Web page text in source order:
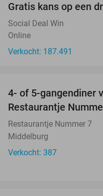
Gratis kans op een
Social Deal Win
Online
Verkocht: 187.491
4- of 5-gangendiner
Restaurantje
Restaurantje Nummer 7
Middelburg
Verkocht: 387